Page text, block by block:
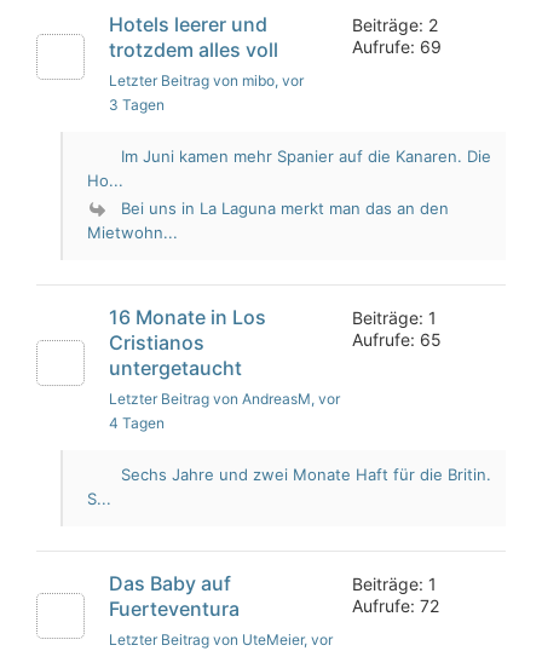
Hotels leerer und
trotzdem alles voll
Letzter Beitrag von mibo, vor
3 Tagen
Beiträge: 2
Aufrufe: 69
Im Juni kamen mehr Spanier auf die Kanaren. Die
Ho...
Bei uns in La Laguna merkt man das an den
Mietwohn...
16 Monate in Los
Cristianos
untergetaucht
Letzter Beitrag von AndreasM, vor
4 Tagen
Beiträge: 1
Aufrufe: 65
Sechs Jahre und zwei Monate Haft für die Britin.
S...
Das Baby auf
Fuerteventura
Letzter Beitrag von UteMeier, vor
Beiträge: 1
Aufrufe: 72